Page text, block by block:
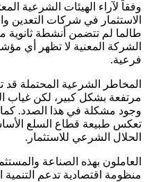
وفقاً لآراء الهيئات الشرعية
الاستثمار في شركات التعدين
طالما لم تتضمن أنشطة ثانوية
الشركة المعنية لا تظهر أي
فرعية.
المخاطر الشرعية المحتملة قد
مرتفعة بشكل كبير، لكن غياب
وجود مشكلة في هذا الصدد.
تعكس طبيعة قطاع السلع
الحلال الشرعي للاستثمار.
العاملون بهذه الصناعة
منظومة اقتصادية تدعم التنمية